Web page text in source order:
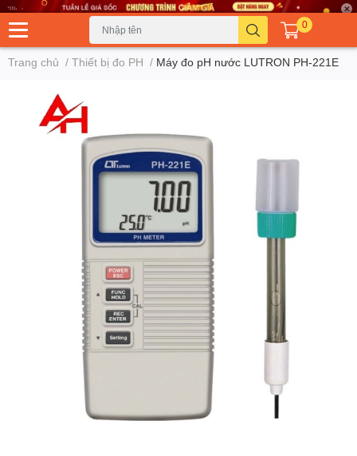
0
Trang chủ / Thiết bị đo PH / Máy đo pH nước LUTRON PH-221E